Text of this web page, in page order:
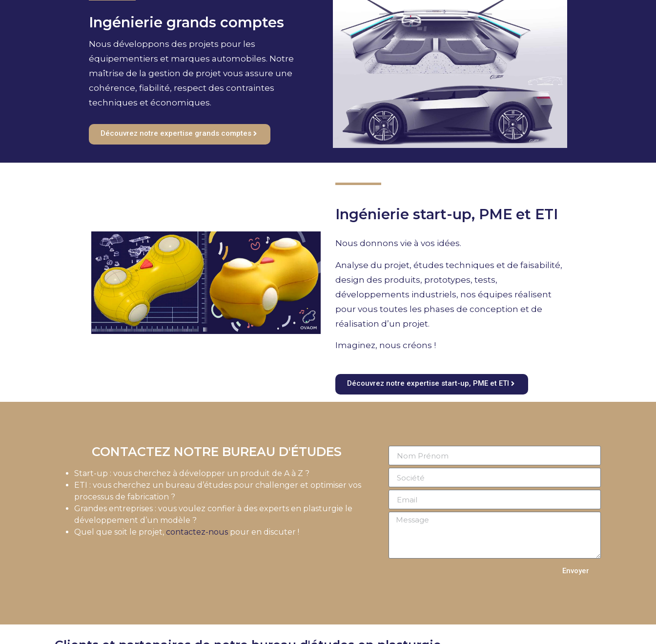
Ingénierie grands comptes
Nous développons des projets pour les
équipementiers et marques automobiles. Notre
maîtrise de la gestion de projet vous assure une
cohérence, fiabilité, respect des contraintes
techniques et économiques.
Découvrez notre expertise grands comptes
Ingénierie start-up, PME et ETI
Nous donnons vie à vos idées.
Analyse du projet, études techniques et de faisabilité,
design des produits, prototypes, tests,
développements industriels, nos équipes réalisent
pour vous toutes les phases de conception et de
réalisation d’un projet.
Imaginez, nous créons !
Découvrez notre expertise start-up, PME et ETI
CONTACTEZ NOTRE BUREAU D'ÉTUDES
Start-up : vous cherchez à développer un produit de A à Z ?
ETI : vous cherchez un bureau d’études pour challenger et optimiser vos
processus de fabrication ?
Grandes entreprises : vous voulez confier à des experts en plasturgie le
développement d’un modèle ?
Quel que soit le projet, contactez-nous pour en discuter !
Envoyer